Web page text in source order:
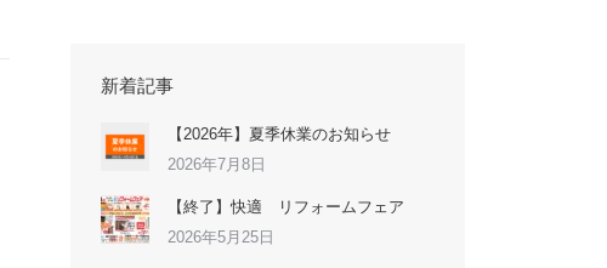
新着記事
【2026年】夏季休業のお知らせ
2026年7月8日
【終了】快適 リフォームフェア
2026年5月25日